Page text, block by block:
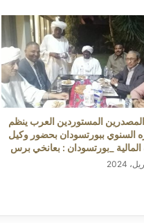
وجسر جديد لتعزيز التكامل
والتعافي الاقتصادي ــ ​ ​بواسطة 5 رحلات
أسبوعياً وإسقاط 3 ملايين دولار ديوناً.. “مصر
رحلاتها إلى بورتسودان
تؤكد التعافي ــ ​بورتسودان:
الجزيرة: وزارة التخطيط العمراني
ساهمت بنسبة 6% فقط في الاستخدام العام
خلال النصف الأول من 2026 ــ مدني:
المصدرين المستوردين العرب ينظم
السنوي ببورتسودان بحضور وكيل
المالية _بورتسودان : بعانخي برس